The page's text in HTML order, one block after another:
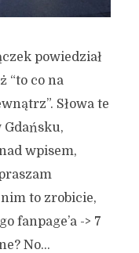
powiedział
“to co na
Słowa te
Gdańsku,
wpisem,
to zrobicie,
fanpage’a -> 7
No...